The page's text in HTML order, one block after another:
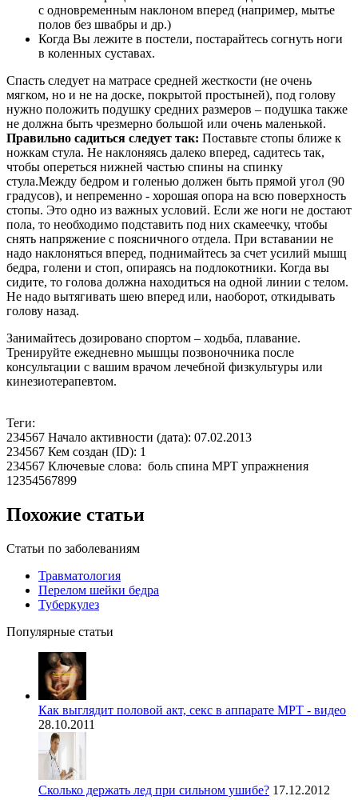
с одновременным наклоном вперед (например, мытье
полов без швабры и др.)
Когда Вы лежите в постели, постарайтесь согнуть ноги
в коленных суставах.
Спасть следует на матрасе средней жесткости (не очень
мягком, но и не на доске, покрытой простыней), под голову
нужно положить подушку средних размеров – подушка также
не должна быть чрезмерно большой или очень маленькой.
Правильно садиться следует так: Поставьте стопы ближе к
ножкам стула. Не наклоняясь далеко вперед, садитесь так,
чтобы опереться нижней частью спины на спинку
стула.Между бедром и голенью должен быть прямой угол (90
градусов), и непременно - хорошая опора на всю поверхность
стопы. Это одно из важных условий. Если же ноги не достают
пола, то необходимо подставить под них скамеечку, чтобы
снять напряжение с поясничного отдела. При вставании не
надо наклоняться вперед, поднимайтесь за счет усилий мышц
бедра, голени и стоп, опираясь на подлокотники. Когда вы
сидите, то голова должна находиться на одной линии с телом.
Не надо вытягивать шею вперед или, наоборот, откидывать
голову назад.
Занимайтесь дозировано спортом – ходьба, плавание.
Тренируйте ежедневно мышцы позвоночника после
консультации с вашим врачом лечебной физкультуры или
кинезиотерапевтом.
Теги:
234567 Начало активности (дата): 07.02.2013
234567 Кем создан (ID): 1
234567 Ключевые слова: боль спина МРТ упражнения
12354567899
Похожие статьи
Статьи по заболеваниям
Травматология
Перелом шейки бедра
Туберкулез
Популярные статьи
Как выглядит половой акт, секс в аппарате МРТ - видео
28.10.2011
Сколько держать лед при сильном ушибе? 17.12.2012